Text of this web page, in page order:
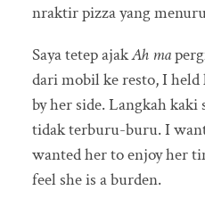
nraktir pizza yang
Saya tetep ajakAh ma
dari mobil ke resto, I
by her side. Langkah kaki
tidak terburu-buru. I
wanted her to enjoy her
feel she is a burden.